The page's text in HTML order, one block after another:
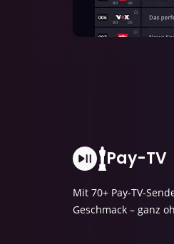
Pay-TV
Mit 70+ Pay-TV-
Geschmack – ganz